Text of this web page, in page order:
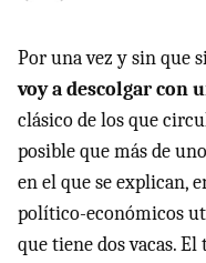
Por una vez y sin que
voy a descolgar
clásico de los que
posible que más de
en el que se explican,
político-económicos
que tiene dos vacas.